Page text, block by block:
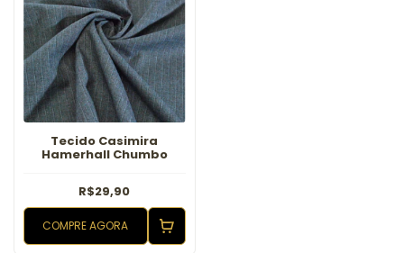
Tecido Casimira
Hamerhall Chumbo
R$29,90
COMPRE AGORA